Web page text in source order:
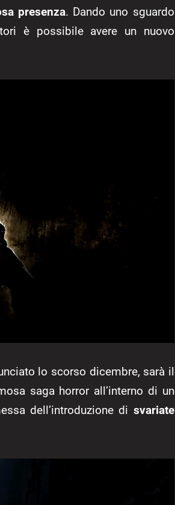
presenza. Dando uno sguardo
è possibile avere un nuovo
lo scorso dicembre, sarà il
saga horror all’interno di un
dell’introduzione di svariate